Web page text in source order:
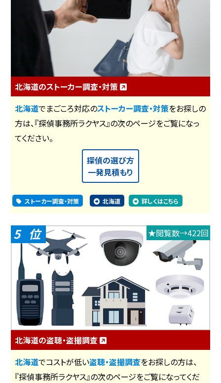
北海道のストーカー調査・対策
北海道でまごころ対応のストーカー調査・対策をお探しの
方は、『探偵事務所ラクヤス』の次のページをご覧になっ
てください。
探偵の選び方
一発見積もり
ストーカー調査・対策 北海道 詳しくはこちら
5 ★閲覧数→422回
北海道の盗聴・盗撮調査
北海道でコストが低い盗聴・盗撮調査をお探しの方は、
『探偵事務所ラクヤス』の次のページをご覧になってくだ